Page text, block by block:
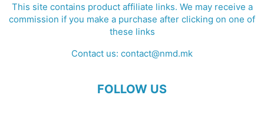
This site contains product affiliate links. We may receive a
commission if you make a purchase after clicking on one of
these links
Contact us: contact@nmd.mk
FOLLOW US